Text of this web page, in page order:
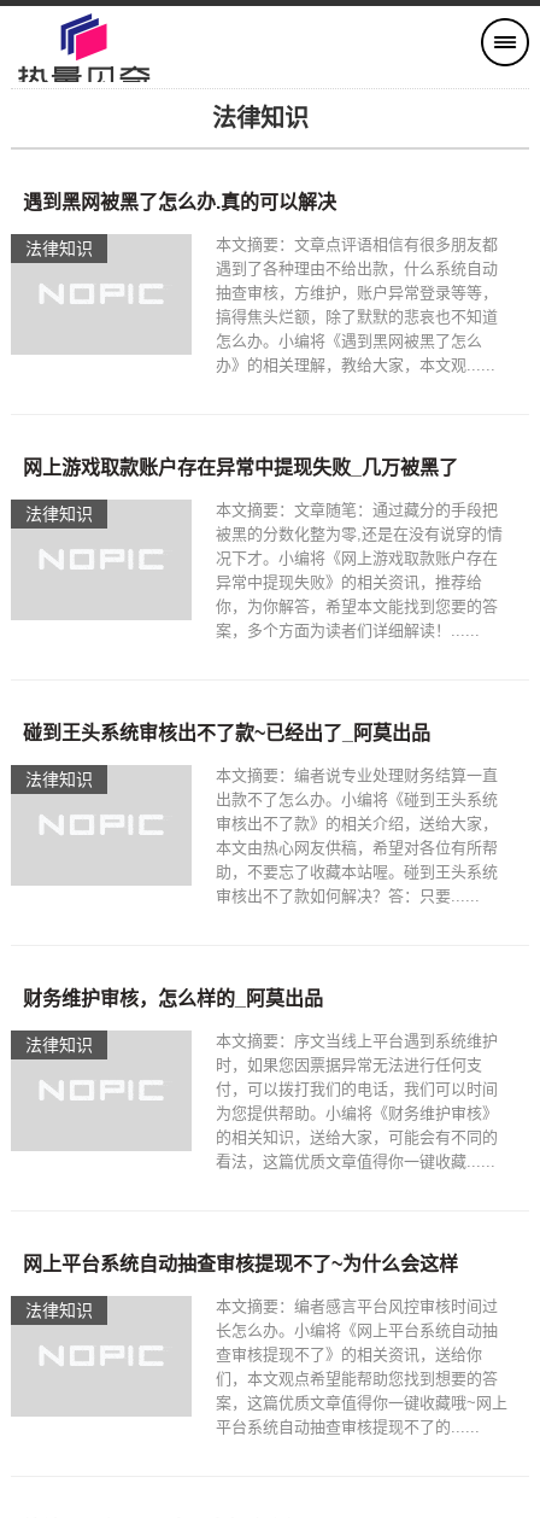
法律知识
法律知识
遇到黑网被黑了怎么办.真的可以解决
本文摘要：文章点评语相信有很多朋友都
遇到了各种理由不给出款，什么系统自动
抽查审核，方维护，账户异常登录等等，
搞得焦头烂额，除了默默的悲哀也不知道
怎么办。小编将《遇到黑网被黑了怎么
办》的相关理解，教给大家，本文观......
法律知识
网上游戏取款账户存在异常中提现失败_几万被黑了
本文摘要：文章随笔：通过藏分的手段把
被黑的分数化整为零,还是在没有说穿的情
况下才。小编将《网上游戏取款账户存在
异常中提现失败》的相关资讯，推荐给
你，为你解答，希望本文能找到您要的答
案，多个方面为读者们详细解读！......
法律知识
碰到王头系统审核出不了款~已经出了_阿莫出品
本文摘要：编者说专业处理财务结算一直
出款不了怎么办。小编将《碰到王头系统
审核出不了款》的相关介绍，送给大家，
本文由热心网友供稿，希望对各位有所帮
助，不要忘了收藏本站喔。碰到王头系统
审核出不了款如何解决？答：只要......
法律知识
财务维护审核，怎么样的_阿莫出品
本文摘要：序文当线上平台遇到系统维护
时，如果您因票据异常无法进行任何支
付，可以拨打我们的电话，我们可以时间
为您提供帮助。小编将《财务维护审核》
的相关知识，送给大家，可能会有不同的
看法，这篇优质文章值得你一键收藏......
法律知识
网上平台系统自动抽查审核提现不了~为什么会这样
本文摘要：编者感言平台风控审核时间过
长怎么办。小编将《网上平台系统自动抽
查审核提现不了》的相关资讯，送给你
们，本文观点希望能帮助您找到想要的答
案，这篇优质文章值得你一键收藏哦~网上
平台系统自动抽查审核提现不了的......